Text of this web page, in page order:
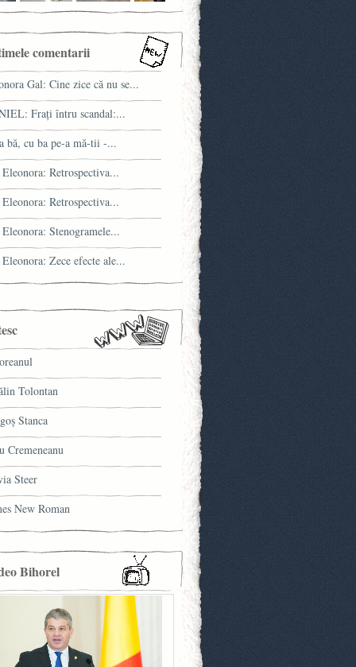
comentarii
Gal: Cine zice că nu se...
Fraţi întru scandal:...
bă, cu ba pe-a mă-tii -...
Retrospectiva...
Retrospectiva...
Stenogramele...
Zece efecte ale...
Tolontan
Stanca
Cremeneanu
Steer
New Roman
Bihorel